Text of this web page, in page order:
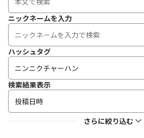
ニックネームを入力
ハッシュタグ
検索結果表示
投稿日時
さらに絞り込む